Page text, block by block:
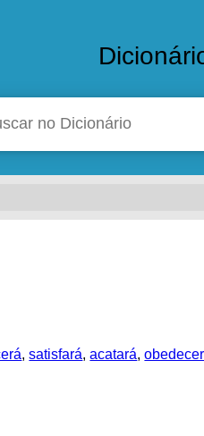
,satisfará,acatará,